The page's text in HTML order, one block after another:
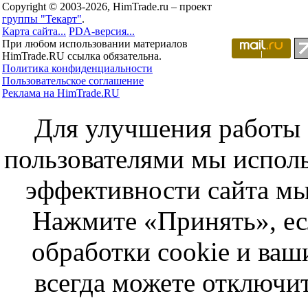
Copyright © 2003-2026, HimTrade.ru – проект
группы "Текарт".
Карта сайта... PDA-версия...
При любом использовании материалов
HimTrade.RU ссылка обязательна.
Политика конфиденциальности
Пользовательское соглашение
Реклама на HimTrade.RU
Для улучшения работы
пользователями мы
эффективности сайта
Нажмите «Принять»,
обработки cookie и
всегда можете